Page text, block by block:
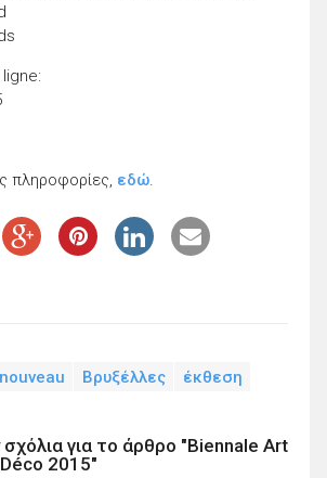
πληροφορίες, εδώ.
Βρυξέλλες έκθεση
για το άρθρο "Biennale Art
2015"